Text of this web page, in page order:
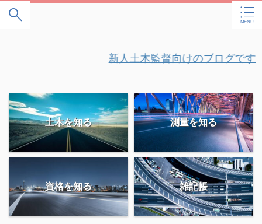
" />
新人土木監督向けのブログです！
土木を知る 測量を知る
資格を知る 雑記帳